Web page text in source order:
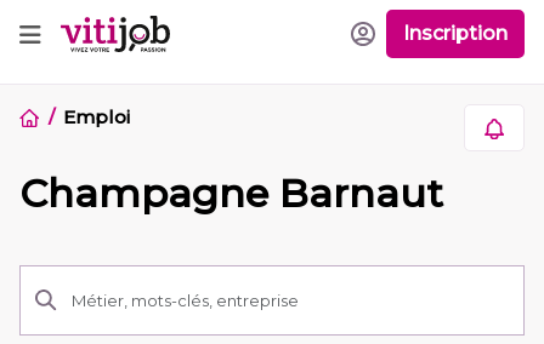
Inscription
Emploi
Champagne Barnaut